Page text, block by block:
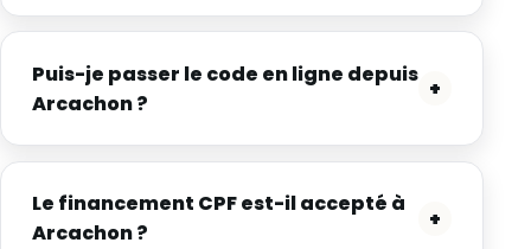
Puis-je passer le code en ligne depuis
Arcachon ?
+
Le financement CPF est-il accepté à
Arcachon ?
+